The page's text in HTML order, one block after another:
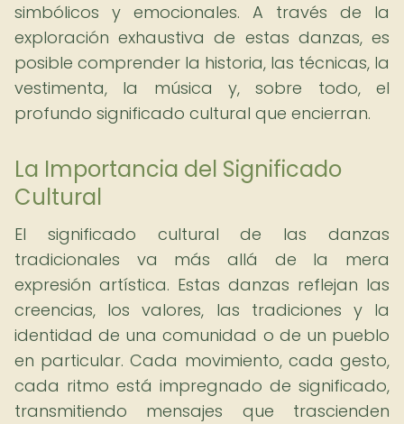
simbólicos y emocionales. A través de la
exploración exhaustiva de estas danzas, es
posible comprender la historia, las técnicas, la
vestimenta, la música y, sobre todo, el
profundo significado cultural que encierran.
La Importancia del Significado
Cultural
El significado cultural de las danzas
tradicionales va más allá de la mera
expresión artística. Estas danzas reflejan las
creencias, los valores, las tradiciones y la
identidad de una comunidad o de un pueblo
en particular. Cada movimiento, cada gesto,
cada ritmo está impregnado de significado,
transmitiendo mensajes que trascienden